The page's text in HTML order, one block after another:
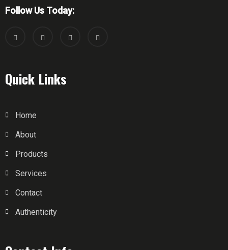
Follow Us Today:
Quick Links
Home
About
Products
Services
Contact
Authenticity